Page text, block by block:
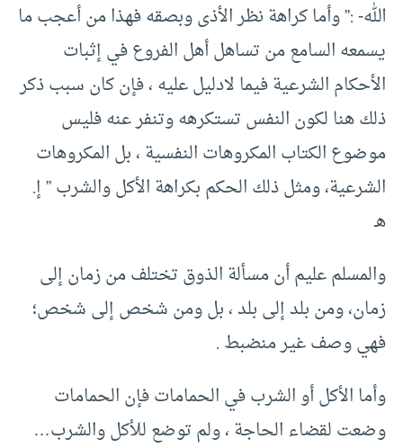
الله- :” وأما كراهة نظر الأذى وبصقه فهذا من أعجب ما
يسمعه السامع من تساهل أهل الفروع في إثبات
الأحكام الشرعية فيما لادليل عليه ، فإن كان سبب ذكر
ذلك هنا لكون النفس تستكرهه وتنفر عنه فليس
موضوع الكتاب المكروهات النفسية ، بل المكروهات
الشرعية، ومثل ذلك الحكم بكراهة الأكل والشرب ” إ.
هـ
والمسلم عليم أن مسألة الذوق تختلف من زمان إلى
زمان، ومن بلد إلى بلد ، بل ومن شخص إلى شخص؛
فهي وصف غير منضبط .
وأما الأكل أو الشرب في الحمامات فإن الحمامات
وضعت لقضاء الحاجة ، ولم توضع للأكل والشرب…